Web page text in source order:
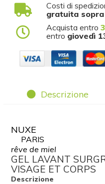
Costi di
gratuita
Acquista entro
entro giovedì
Descrizione
NUXE
PARIS
rêve de miel
GEL LAVANT
VISAGE ET CORPS
Descrizione